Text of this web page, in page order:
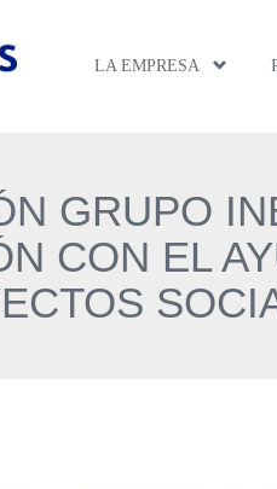
LA EMPRESA
GRUPO
CON EL